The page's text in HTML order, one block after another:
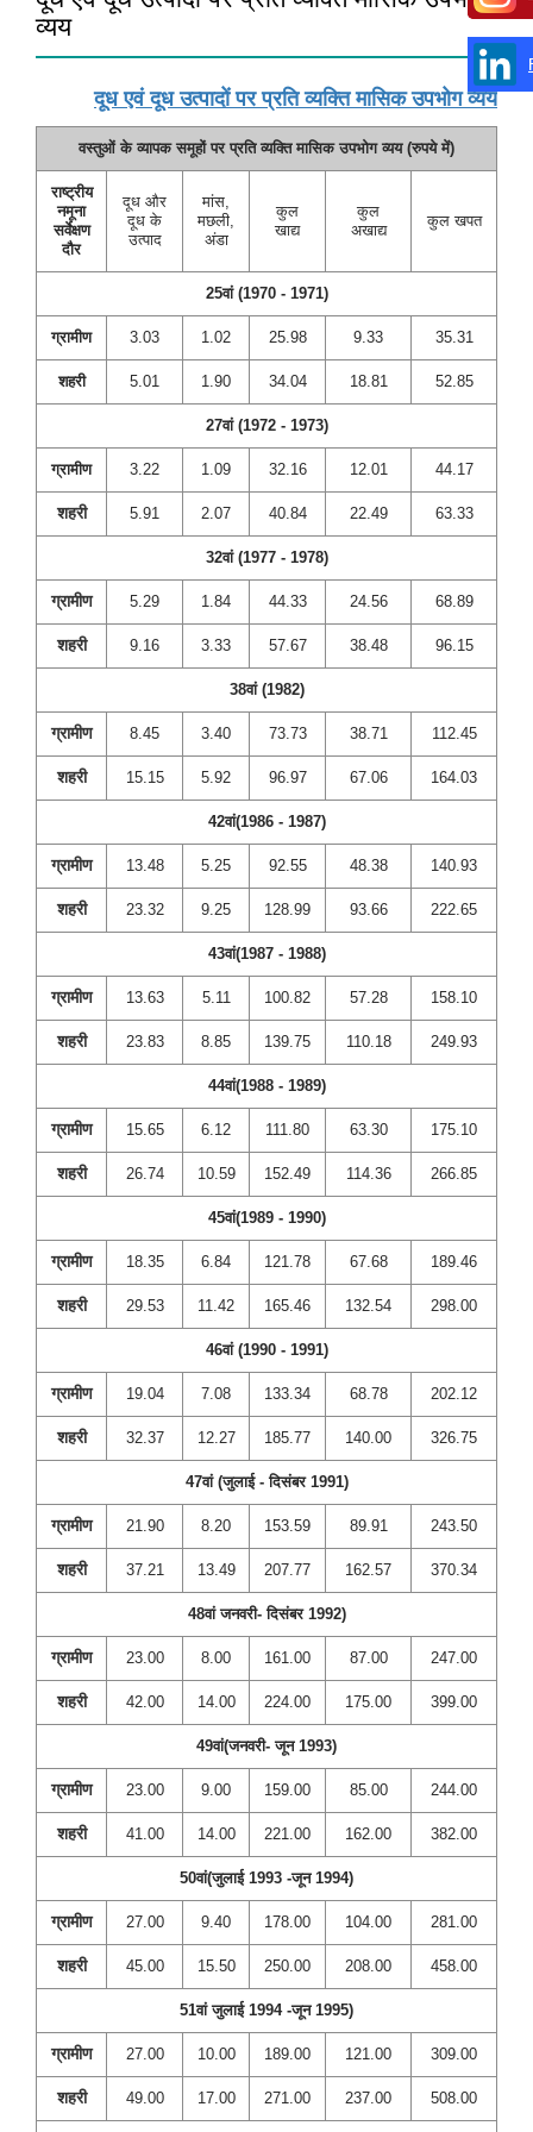
व्यय
दूध एवं दूध उत्पादों पर प्रति व्यक्ति मासिक उपभोग व्यय
वस्तुओं के व्यापक समूहों पर प्रति व्यक्ति मासिक उपभोग व्यय (रुपये में)
राष्ट्रीय
नमूना
सर्वेक्षण
दौर
दूध और
दूध के
उत्पाद
मांस,
मछली,
अंडा
कुल
खाद्य
कुल
अखाद्य
कुल खपत
25वां (1970 - 1971)
ग्रामीण 3.03 1.02 25.98 9.33 35.31
शहरी 5.01 1.90 34.04 18.81 52.85
27वां (1972 - 1973)
ग्रामीण 3.22 1.09 32.16 12.01 44.17
शहरी 5.91 2.07 40.84 22.49 63.33
32वां (1977 - 1978)
ग्रामीण 5.29 1.84 44.33 24.56 68.89
शहरी 9.16 3.33 57.67 38.48 96.15
38वां (1982)
ग्रामीण 8.45 3.40 73.73 38.71 112.45
शहरी 15.15 5.92 96.97 67.06 164.03
42वां(1986 - 1987)
ग्रामीण 13.48 5.25 92.55 48.38 140.93
शहरी 23.32 9.25 128.99 93.66 222.65
43वां(1987 - 1988)
ग्रामीण 13.63 5.11 100.82 57.28 158.10
शहरी 23.83 8.85 139.75 110.18 249.93
44वां(1988 - 1989)
ग्रामीण 15.65 6.12 111.80 63.30 175.10
शहरी 26.74 10.59 152.49 114.36 266.85
45वां(1989 - 1990)
ग्रामीण 18.35 6.84 121.78 67.68 189.46
शहरी 29.53 11.42 165.46 132.54 298.00
46वां (1990 - 1991)
ग्रामीण 19.04 7.08 133.34 68.78 202.12
शहरी 32.37 12.27 185.77 140.00 326.75
47वां (जुलाई - दिसंबर 1991)
ग्रामीण 21.90 8.20 153.59 89.91 243.50
शहरी 37.21 13.49 207.77 162.57 370.34
48वां जनवरी- दिसंबर 1992)
ग्रामीण 23.00 8.00 161.00 87.00 247.00
शहरी 42.00 14.00 224.00 175.00 399.00
49वां(जनवरी- जून 1993)
ग्रामीण 23.00 9.00 159.00 85.00 244.00
शहरी 41.00 14.00 221.00 162.00 382.00
50वां(जुलाई 1993 -जून 1994)
ग्रामीण 27.00 9.40 178.00 104.00 281.00
शहरी 45.00 15.50 250.00 208.00 458.00
51वां जुलाई 1994 -जून 1995)
ग्रामीण 27.00 10.00 189.00 121.00 309.00
शहरी 49.00 17.00 271.00 237.00 508.00